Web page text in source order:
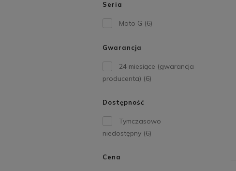
Seria
Moto G (6)
Gwarancja
24 miesiące (gwarancja
producenta) (6)
Dostępność
Tymczasowo
niedostępny (6)
Cena